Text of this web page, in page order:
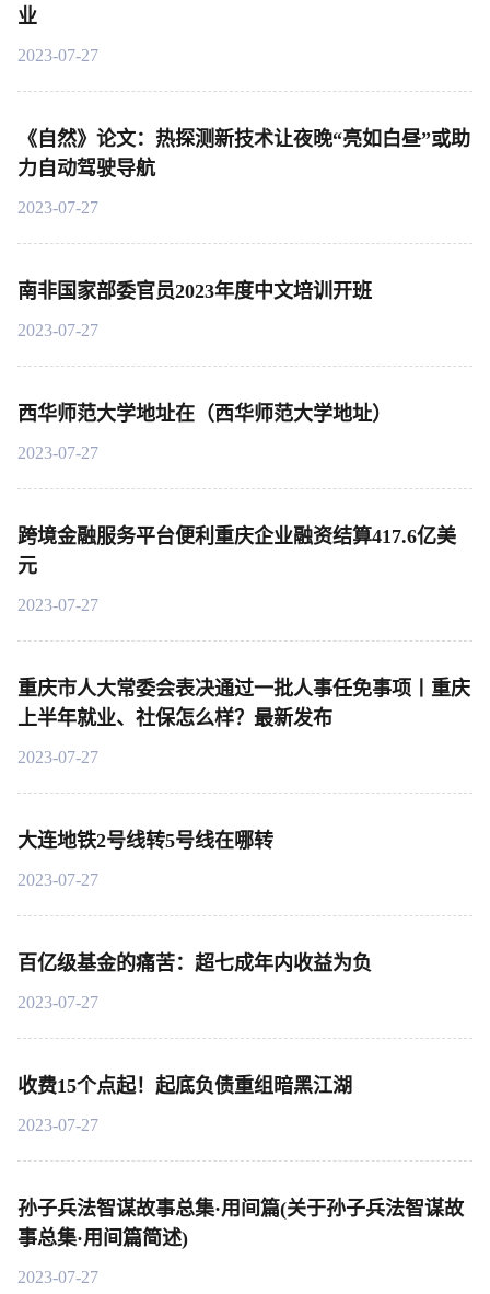
业
2023-07-27
《自然》论文：热探测新技术让夜晚“亮如白昼”或助
力自动驾驶导航
2023-07-27
南非国家部委官员2023年度中文培训开班
2023-07-27
西华师范大学地址在（西华师范大学地址）
2023-07-27
跨境金融服务平台便利重庆企业融资结算417.6亿美
元
2023-07-27
重庆市人大常委会表决通过一批人事任免事项丨重庆
上半年就业、社保怎么样？最新发布
2023-07-27
大连地铁2号线转5号线在哪转
2023-07-27
百亿级基金的痛苦：超七成年内收益为负
2023-07-27
收费15个点起！起底负债重组暗黑江湖
2023-07-27
孙子兵法智谋故事总集·用间篇(关于孙子兵法智谋故
事总集·用间篇简述)
2023-07-27